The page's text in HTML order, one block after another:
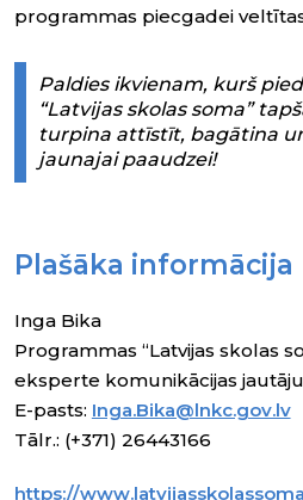
programmas piecgadei
Paldies ikvienam, kurš
“Latvijas skolas soma”
turpina attīstīt, bagātina
jaunajai paaudzei!
Plašāka informācija
Inga Bika
Programmas “Latvijas skolas
eksperte komunikācijas
E-pasts: Inga.Bika@lnkc.gov.lv
Tālr.: (+371) 26443166
https://